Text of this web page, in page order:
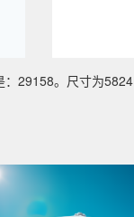
29158。尺寸为